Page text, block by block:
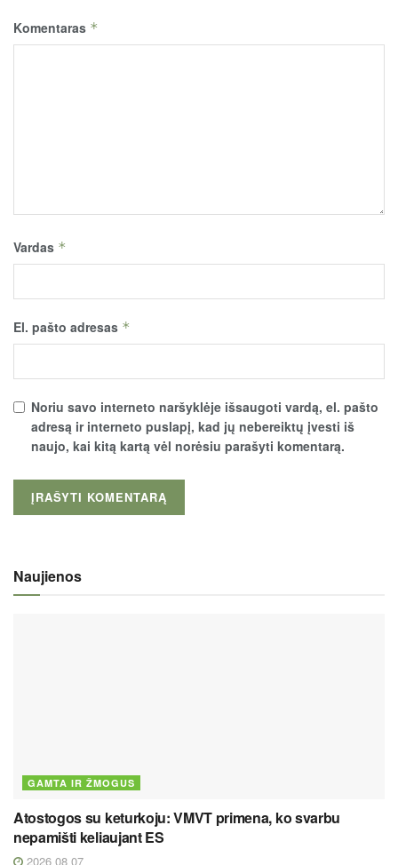
Komentaras *
Vardas *
El. pašto adresas *
Noriu savo interneto naršyklėje išsaugoti vardą, el. pašto
adresą ir interneto puslapį, kad jų nebereiktų įvesti iš
naujo, kai kitą kartą vėl norėsiu parašyti komentarą.
Naujienos
GAMTA IR ŽMOGUS
Atostogos su keturkoju: VMVT primena, ko svarbu
nepamišti keliaujant ES
2026 08 07